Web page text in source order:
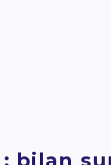
bilan